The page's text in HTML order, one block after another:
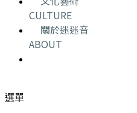
CULTURE
關於迷迷音
ABOUT
選單